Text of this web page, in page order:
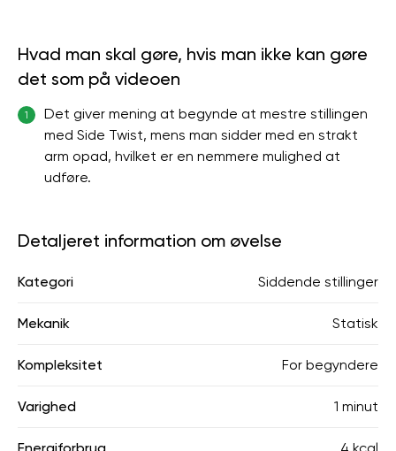
Hvad man skal gøre, hvis man ikke kan gøre
det som på videoen
1
Det giver mening at begynde at mestre stillingen
med Side Twist, mens man sidder med en strakt
arm opad, hvilket er en nemmere mulighed at
udføre.
Detaljeret information om øvelse
Kategori Siddende stillinger
Mekanik Statisk
Kompleksitet For begyndere
Varighed 1 minut